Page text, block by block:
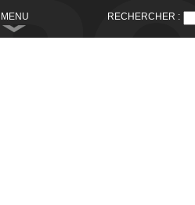
RECHERCHER :
MENU